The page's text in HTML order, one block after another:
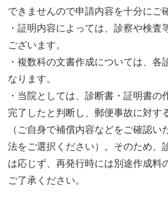
できませんので申請内容を十分にご
・証明内容によっては、診察や検査
ございます。
・複数科の文書作成については、各
なります。
・当院としては、診断書・証明書の
完了したと判断し、郵便事故に対す
（ご自身で補償内容などをご確認い
法をご選択ください）。そのため、
は応じず、再発行時には別途作成料
ご了承ください。